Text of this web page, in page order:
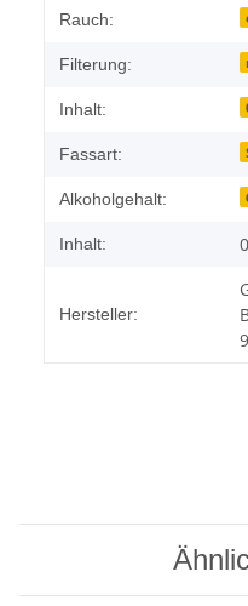
Rauch:
Filterung:
Inhalt:
Fassart:
Alkoholgehalt:
Inhalt:
Hersteller: